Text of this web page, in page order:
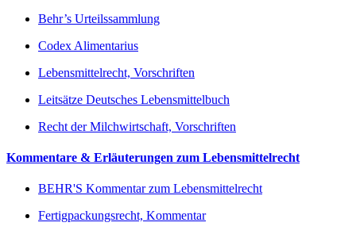
Behr’s Urteilssammlung
Codex Alimentarius
Lebensmittelrecht, Vorschriften
Leitsätze Deutsches Lebensmittelbuch
Recht der Milchwirtschaft, Vorschriften
Kommentare & Erläuterungen zum Lebensmittelrecht
BEHR'S Kommentar zum Lebensmittelrecht
Fertigpackungsrecht, Kommentar